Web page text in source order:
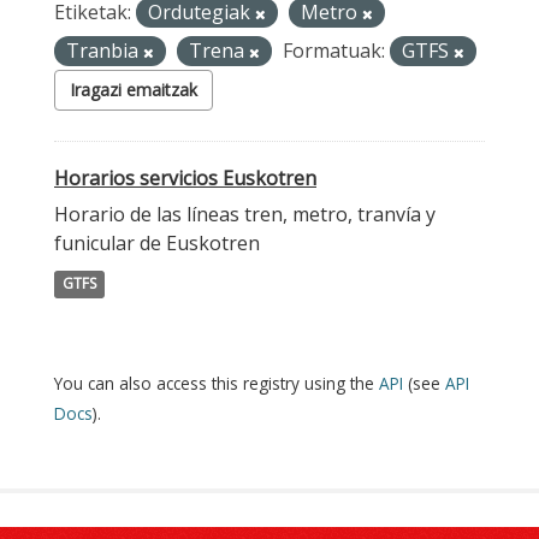
Etiketak: Ordutegiak
Metro
Tranbia
Trena Formatuak: GTFS
Iragazi emaitzak
Horarios servicios Euskotren
Horario de las líneas tren, metro, tranvía y
funicular de Euskotren
GTFS
You can also access this registry using the API (see API
Docs).